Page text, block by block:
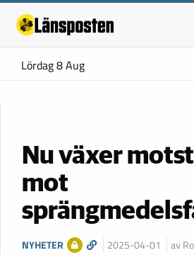
Lördag 8 Aug
Nu växer
mot
NYHETER 2025-04-01 av